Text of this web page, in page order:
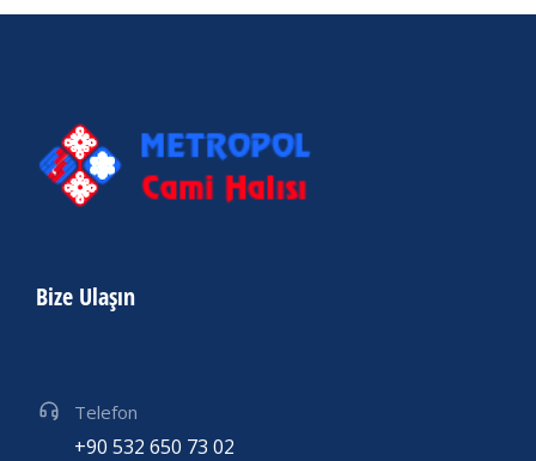
Bize Ulaşın
Telefon
+90 532 650 73 02